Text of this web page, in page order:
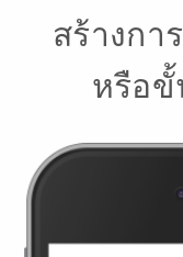
สร้างก
หรือขั้